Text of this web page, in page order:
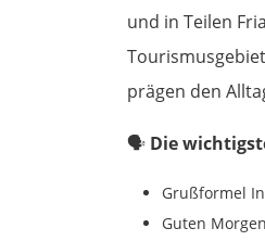
und in Teilen
prägen den
🗣️ Die
Grußformel
Guten